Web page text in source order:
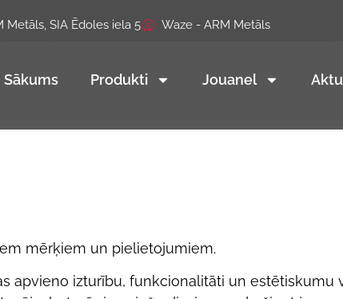
Metāls, SIA Ēdoles iela 5 Waze - ARM Metāls
Sākums Produkti Jouanel
mērķiem un pielietojumiem.
apvieno izturību, funkcionalitāti un estētiskumu